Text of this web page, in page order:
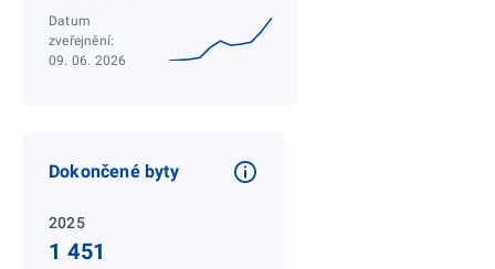
Datum
zveřejnění:
09. 06. 2026
Dokončené byty
2025
1 451